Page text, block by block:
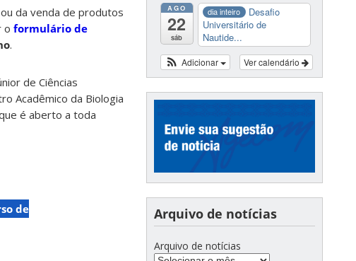
da venda de produtos
o formulário de
.
de Ciências
Acadêmico da Biologia
é aberto a toda
de
AGO
22
sáb
dia inteiro
Desafio
Universitário de
Nautide...
Ver calendário
Adicionar
Arquivo de notícias
Arquivo de notícias